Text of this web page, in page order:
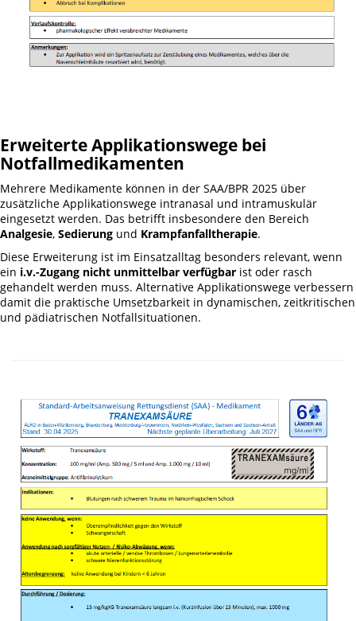
Erweiterte Applikationswege bei
Notfallmedikamenten
Mehrere Medikamente können in der SAA/BPR 2025 über
zusätzliche Applikationswege intranasal und intramuskulär
eingesetzt werden. Das betrifft insbesondere den Bereich
Analgesie, Sedierung und Krampfanfalltherapie.
Diese Erweiterung ist im Einsatzalltag besonders relevant, wenn
ein i.v.-Zugang nicht unmittelbar verfügbar ist oder rasch
gehandelt werden muss. Alternative Applikationswege verbessern
damit die praktische Umsetzbarkeit in dynamischen, zeitkritischen
und pädiatrischen Notfallsituationen.